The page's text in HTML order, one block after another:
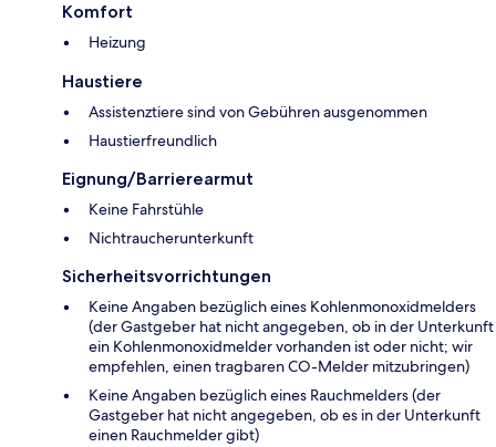
Komfort
Heizung
Haustiere
Assistenztiere sind von Gebühren ausgenommen
Haustierfreundlich
Eignung/Barrierearmut
Keine Fahrstühle
Nichtraucherunterkunft
Sicherheitsvorrichtungen
Keine Angaben bezüglich eines Kohlenmonoxidmelders
(der Gastgeber hat nicht angegeben, ob in der Unterkunft
ein Kohlenmonoxidmelder vorhanden ist oder nicht; wir
empfehlen, einen tragbaren CO-Melder mitzubringen)
Keine Angaben bezüglich eines Rauchmelders (der
Gastgeber hat nicht angegeben, ob es in der Unterkunft
einen Rauchmelder gibt)